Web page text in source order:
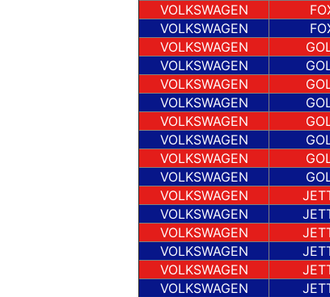
VOLKSWAGEN
VOLKSWAGEN
VOLKSWAGEN
VOLKSWAGEN
VOLKSWAGEN
VOLKSWAGEN
VOLKSWAGEN
VOLKSWAGEN
VOLKSWAGEN
VOLKSWAGEN
VOLKSWAGEN
VOLKSWAGEN
VOLKSWAGEN
VOLKSWAGEN
VOLKSWAGEN
VOLKSWAGEN